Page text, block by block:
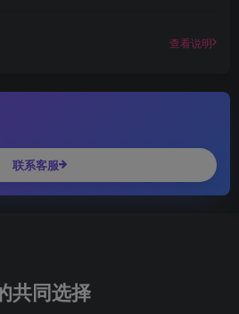
查看说明
联系客服
共同选择